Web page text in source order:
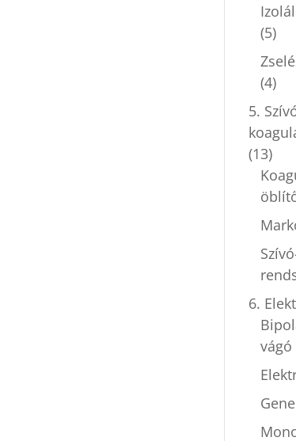
(5)
(4)
5.
(13)
6.
vágó